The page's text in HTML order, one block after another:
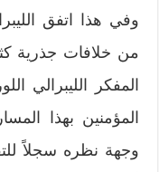
وفي هذا اتفق
من خلافات جذرية
المفكر الليبرالي
المؤمنين بهذا
وجهة نظره سجلاً